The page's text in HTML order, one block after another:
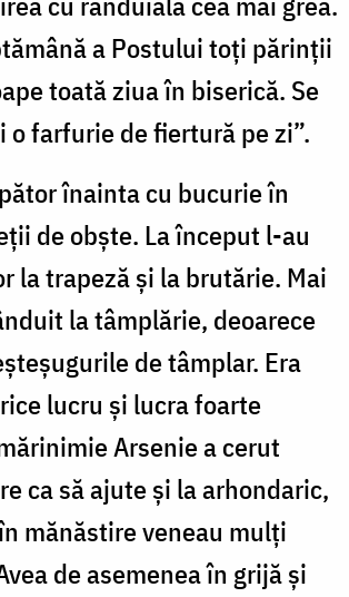
a Postului toți părinții
toată ziua în biserică. Se
o farfurie de fiertură pe zi”.
înainta cu bucurie în
de obște. La început l-au
la trapeză și la brutărie. Mai
la tâmplărie, deoarece
de tâmplar. Era
lucru și lucra foarte
Arsenie a cerut
ca să ajute și la arhondaric,
mănăstire veneau mulți
de asemenea în grijă și